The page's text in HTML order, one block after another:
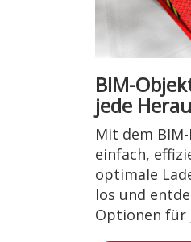
BIM-
jede
Mit dem
einfach,
optimale
los und
Optionen für